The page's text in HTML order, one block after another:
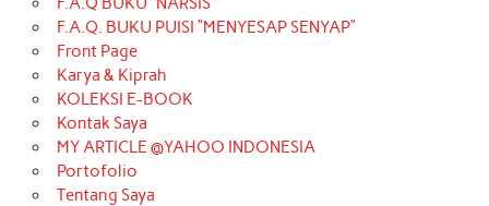
o
o
k
g
r
a
m
k
r
d
e
b
F.A.Q. BUKU PUISI “MENYESAP SENYAP”
Front Page
Karya & Kiprah
KOLEKSI E-BOOK
Kontak Saya
MY ARTICLE @YAHOO INDONESIA
Portofolio
Tentang Saya